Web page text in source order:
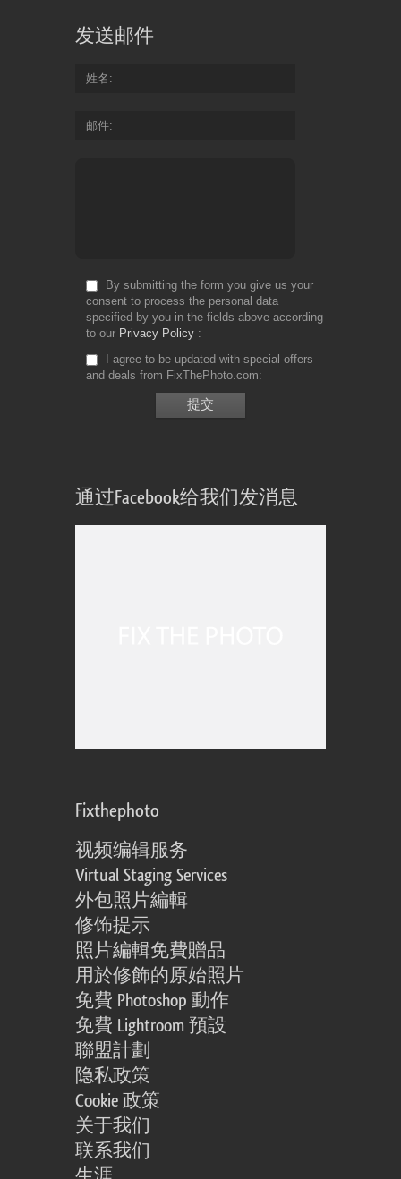
发送邮件
姓名
邮件
By submitting the form you give us your
consent to process the personal data
specified by you in the fields above according
to our Privacy Policy
I agree to be updated with special offers
and deals from FixThePhoto.com
通过Facebook给我们发消息
Fixthephoto
视频编辑服务
Virtual Staging Services
外包照片編輯
修饰提示
照片編輯免費贈品
用於修飾的原始照片
免費 Photoshop 動作
免費 Lightroom 預設
聯盟計劃
隐私政策
Cookie 政策
关于我们
联系我们